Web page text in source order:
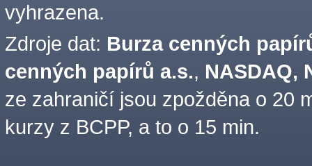
vyhrazena.
Zdroje dat: Burza cenných
cenných papírů a.s., NASDAQ,
ze zahraničí jsou zpožděna o 20
kurzy z BCPP, a to o 15 min.